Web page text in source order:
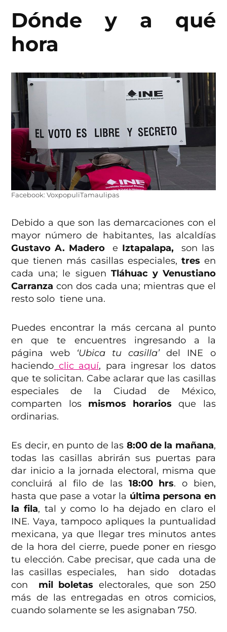
Dónde y a qué
hora
Facebook: VoxpopuliTamaulipas
Debido a que son las demarcaciones con el
mayor número de habitantes, las alcaldías
Gustavo A. Maderoe Iztapalapa, son las
que tienen más casillas especiales, tres en
cada una; le siguen Tláhuac y Venustiano
Carranza con dos cada una; mientras que el
resto solo tiene una.
Puedes encontrar la más cercana al punto
en que te encuentres ingresando a la
página web
‘Ubica tu casilla’del INE o
haciendo clic aquí, para ingresar los datos
que te solicitan. Cabe aclarar que las casillas
especiales de la Ciudad de México,
comparten los mismos horarios que las
ordinarias.
Es decir, en punto de las 8:00 de la mañana,
todas las casillas abrirán sus puertas para
dar inicio a la jornada electoral, misma que
concluirá al filo de las 18:00 hrs. o bien,
hasta que pase a votar la última persona en
la fila, tal y como lo ha dejado en claro el
INE. Vaya, tampoco apliques la puntualidad
mexicana, ya que llegar tres minutos antes
de la hora del cierre, puede poner en riesgo
tu elección. Cabe precisar, que cada una de
las casillas especiales, han sido dotadas
con
mil boletas electorales, que son 250
más de las entregadas en otros comicios,
cuando solamente se les asignaban 750.